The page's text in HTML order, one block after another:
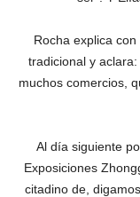
Rocha explica
tradicional y
muchos comercios,
Al día siguiente
Exposiciones
citadino de,